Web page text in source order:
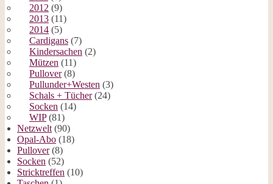
2012 (9)
2013 (11)
2014 (5)
Cardigans (7)
Kindersachen (2)
Mützen (11)
Pullover(8)
Pullunder+Westen (3)
Schals + Tücher(24)
Socken (14)
WIP(81)
Netzwelt (90)
Opal-Abo (18)
Pullover(8)
Socken (52)
Stricktreffen (10)